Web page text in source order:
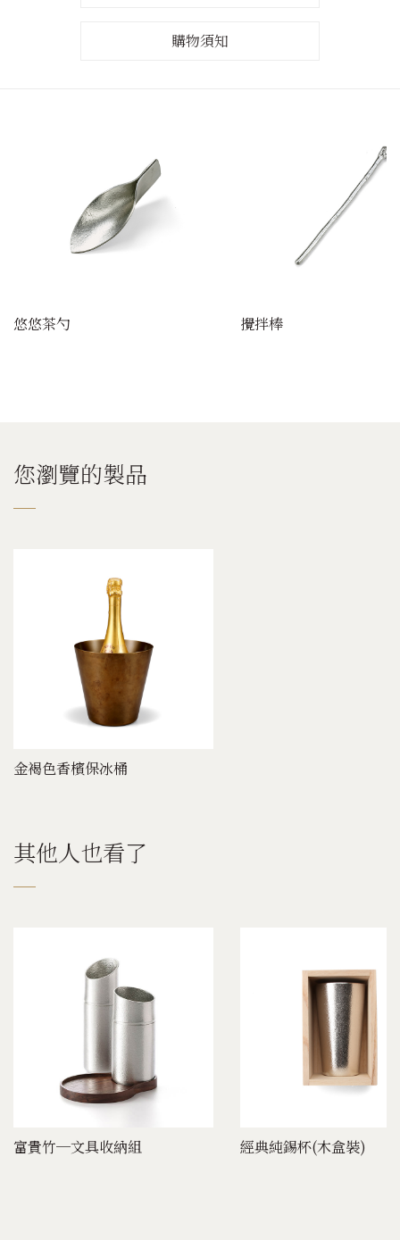
購物須知
悠悠茶勺 攪拌棒
您瀏覽的製品
金褐色香檳保冰桶
其他人也看了
富貴竹─文具收納組 經典純錫杯(木盒裝)